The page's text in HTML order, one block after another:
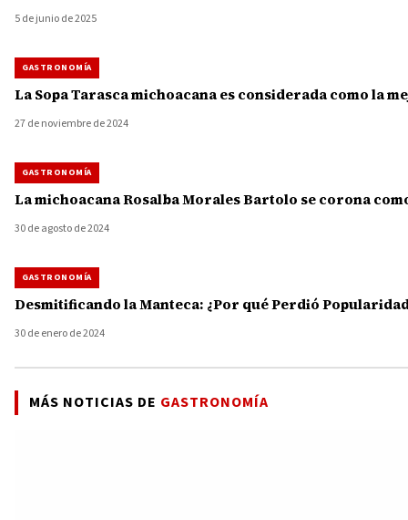
5 de junio de 2025
GASTRONOMÍA
La Sopa Tarasca michoacana es considerada como la
27 de noviembre de 2024
GASTRONOMÍA
La michoacana Rosalba Morales Bartolo se corona
30 de agosto de 2024
GASTRONOMÍA
Desmitificando la Manteca: ¿Por qué Perdió
30 de enero de 2024
MÁS NOTICIAS DE GASTRONOMÍA